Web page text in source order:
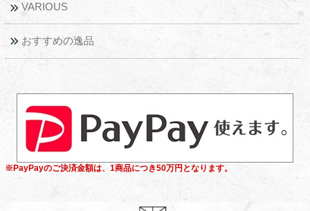
VARIOUS
おすすめの逸品
※PayPayのご決済金額は、1商品につき50万円となります。